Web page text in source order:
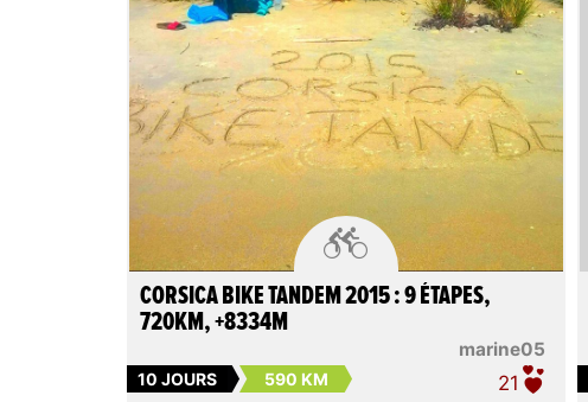

marine05
CORSICA BIKE TANDEM 2015 : 9 ÉTAPES,
720KM, +8334M
10 JOURS 590 KM 21